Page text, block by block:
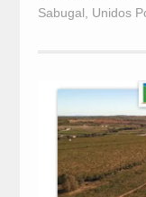
Sabugal, Unidos